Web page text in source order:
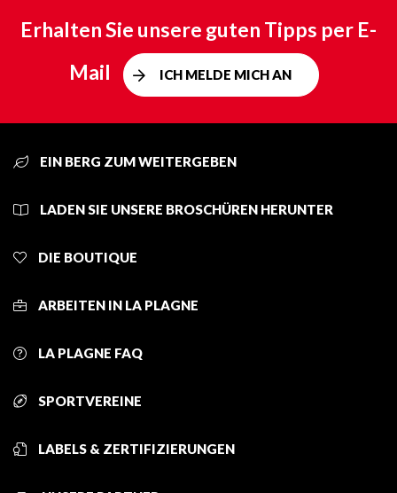
Erhalten Sie unsere guten Tipps per E-
Mail
ICH MELDE MICH AN
EIN BERG ZUM WEITERGEBEN
LADEN SIE UNSERE BROSCHÜREN HERUNTER
DIE BOUTIQUE
ARBEITEN IN LA PLAGNE
LA PLAGNE FAQ
SPORTVEREINE
LABELS & ZERTIFIZIERUNGEN